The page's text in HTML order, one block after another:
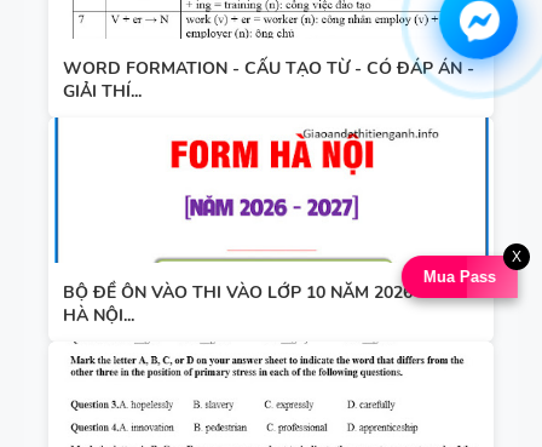
WORD FORMATION - CẤU TẠO TỪ - CÓ ĐÁP ÁN -
GIẢI THÍ...
BỘ ĐỀ ÔN VÀO THI VÀO LỚP 10 NĂM 2026 - 2027
HÀ NỘI...
Mua Pass
X